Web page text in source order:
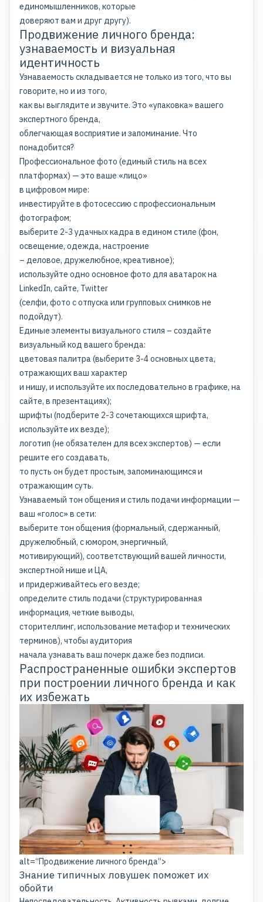
единомышленников, которые
доверяют вам и друг другу).
Продвижение личного бренда:
узнаваемость и визуальная
идентичность
Узнаваемость складывается не только из того, что вы
говорите, но и из того,
как вы выглядите и звучите. Это «упаковка» вашего
экспертного бренда,
облегчающая восприятие и запоминание. Что
понадобится?
Профессиональное фото (единый стиль на всех
платформах) — это ваше «лицо»
в цифровом мире:
инвестируйте в фотосессию с профессиональным
фотографом;
выберите 2-3 удачных кадра в едином стиле (фон,
освещение, одежда, настроение
– деловое, дружелюбное, креативное);
используйте одно основное фото для аватарок на
LinkedIn, сайте, Twitter
(селфи, фото с отпуска или групповых снимков не
подойдут).
Единые элементы визуального стиля – создайте
визуальный код вашего бренда:
цветовая палитра (выберите 3-4 основных цвета,
отражающих ваш характер
и нишу, и используйте их последовательно в графике, на
сайте, в презентациях);
шрифты (подберите 2-3 сочетающихся шрифта,
используйте их везде);
логотип (не обязателен для всех экспертов) — если
решите его создавать,
то пусть он будет простым, запоминающимся и
отражающим суть.
Узнаваемый тон общения и стиль подачи информации —
ваш «голос» в сети:
выберите тон общения (формальный, сдержанный,
дружелюбный, с юмором, энергичный,
мотивирующий), соответствующий вашей личности,
экспертной нише и ЦА,
и придерживайтесь его везде;
определите стиль подачи (структурированная
информация, четкие выводы,
сторителлинг, использование метафор и технических
терминов), чтобы аудитория
начала узнавать ваш почерк даже без подписи.
Распространенные ошибки экспертов
при построении личного бренда и как
их избежать
alt=“Продвижение личного бренда”>
Знание типичных ловушек поможет их
обойти